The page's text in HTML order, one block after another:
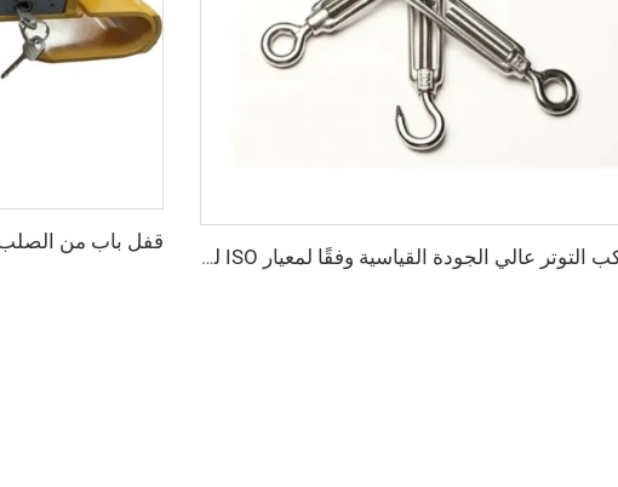
مركب التوتر عالي الجودة القياسية وفقًا لمعيار ISO للحاويات